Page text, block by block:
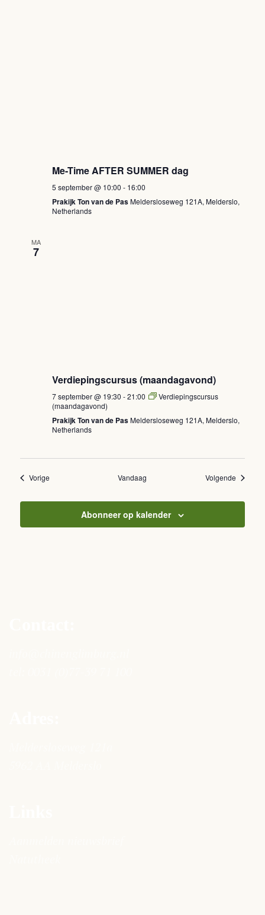
Me-Time AFTER SUMMER dag
5 september @ 10:00 - 16:00
Prakijk Ton van de PasMeldersloseweg 121A, Melderslo,
Netherlands
MA
7
Verdiepingscursus (maandagavond)
7 september @ 19:30 -21:00
Verdiepingscursus
(maandagavond)
Prakijk Ton van de PasMeldersloseweg 121A, Melderslo,
Netherlands
Vorige Vandaag Volgende
Abonneer op kalender